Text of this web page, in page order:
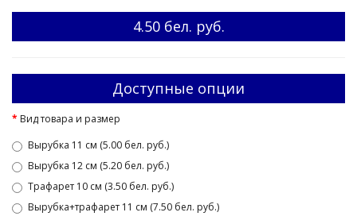
4.50 бел. руб.
Доступные опции
Вид товара и размер
Вырубка 11 см (5.00 бел. руб.)
Вырубка 12 см (5.20 бел. руб.)
Трафарет 10 см (3.50 бел. руб.)
Вырубка+трафарет 11 см (7.50 бел. руб.)